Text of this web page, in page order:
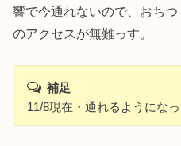
響で今通れないので、おち
のアクセスが無難っす。
補足
11/8現在・通れるようにな